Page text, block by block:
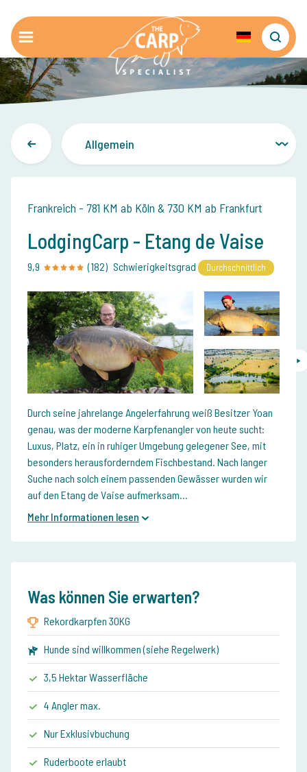
Frankreich - 781 KM ab Köln & 730 KM ab Frankfurt
LodgingCarp - Etang de Vaise
9,9 (182) Schwierigkeitsgrad Durchschnittlich
Durch seine jahrelange Angelerfahrung weiß Besitzer Yoan
genau, was der moderne Karpfenangler von heute sucht:
Luxus, Platz, ein in ruhiger Umgebung gelegener See, mit
besonders herausforderndem Fischbestand. Nach langer
Suche nach solch einem passenden Gewässer wurden wir
auf den Etang de Vaise aufmerksam...
Mehr Informationen lesen
Was können Sie erwarten?
Rekordkarpfen 30KG
Hunde sind willkommen (siehe Regelwerk)
3,5 Hektar Wasserfläche
4 Angler max.
Nur Exklusivbuchung
Ruderboote erlaubt